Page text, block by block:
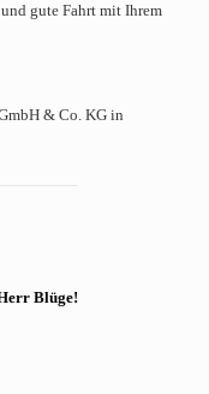
gute Fahrt mit Ihrem
& Co. KG in
Blüge!